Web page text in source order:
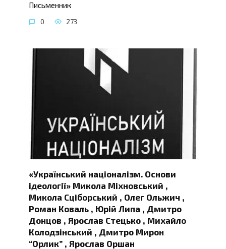
Письменник
0 273
«Український націоналізм. Основи
ідеології» Микола Міхновський ,
Микола Сціборський , Олег Ольжич ,
Роман Коваль , Юрій Липа , Дмитро
Донцов , Ярослав Стецько , Михайло
Колодзінський , Дмитро Мирон
“Орлик” , Ярослав Оршан